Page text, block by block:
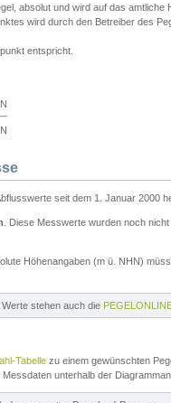
absolut und wird auf das
wird durch den Betreiber des
entspricht.
seit dem 1. Januar 2000
. Diese Messwerte wurden noch
Höhenangaben (m ü. NHN)
stehen auch die
Tabelle zu einem gewünschten
unterhalb der